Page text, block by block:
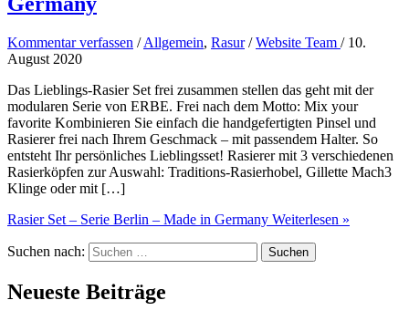
Kommentar verfassen /Allgemein, Rasur/Website Team / 10.
August 2020
Das Lieblings-Rasier Set frei zusammen stellen das geht mit der
modularen Serie von ERBE. Frei nach dem Motto: Mix your
favorite Kombinieren Sie einfach die handgefertigten Pinsel und
Rasierer frei nach Ihrem Geschmack – mit passendem Halter. So
entsteht Ihr persönliches Lieblingsset! Rasierer mit 3 verschiedenen
Rasierköpfen zur Auswahl: Traditions-Rasierhobel, Gillette Mach3
Klinge oder mit […]
Rasier Set – Serie Berlin – Made in Germany Weiterlesen »
Suchen nach:
Neueste Beiträge